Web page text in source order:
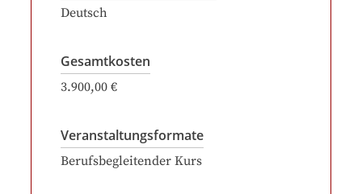
Deutsch
Gesamtkosten
3.900,00 €
Veranstaltungsformate
Berufsbegleitender Kurs